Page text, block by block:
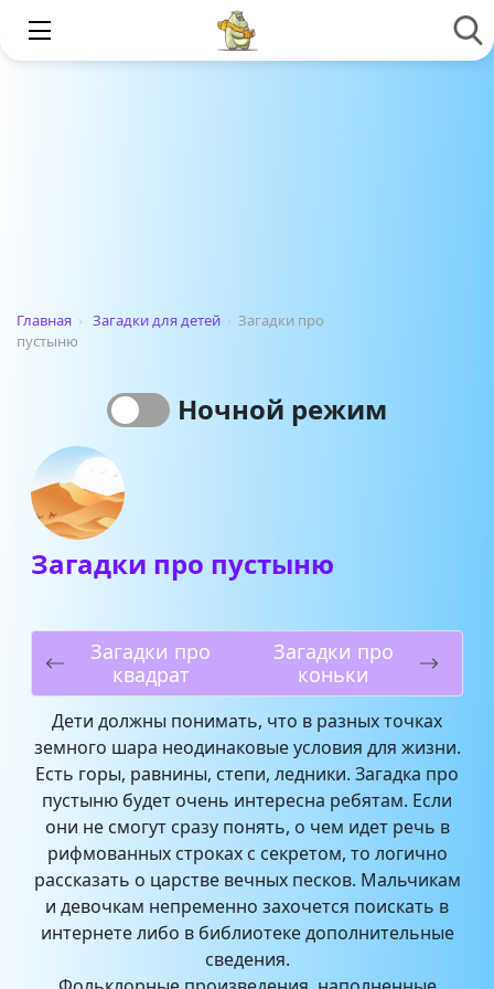
Главная › Загадки для детей › Загадки про
пустыню
Ночной режим
Загадки про пустыню
Загадки про
квадрат
Загадки про
коньки
Дети должны понимать, что в разных точках
земного шара неодинаковые условия для жизни.
Есть горы, равнины, степи, ледники. Загадка про
пустыню будет очень интересна ребятам. Если
они не смогут сразу понять, о чем идет речь в
рифмованных строках с секретом, то логично
рассказать о царстве вечных песков. Мальчикам
и девочкам непременно захочется поискать в
интернете либо в библиотеке дополнительные
сведения.